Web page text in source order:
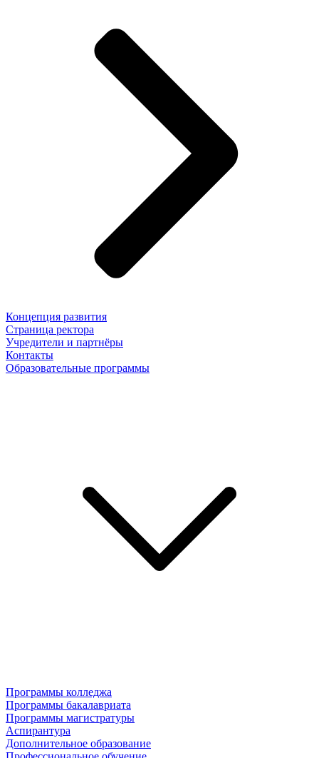
Концепция развития
Страница ректора
Учредители и партнёры
Контакты
Образовательные программы
Программы колледжа
Программы бакалавриата
Программы магистратуры
Аспирантура
Дополнительное образование